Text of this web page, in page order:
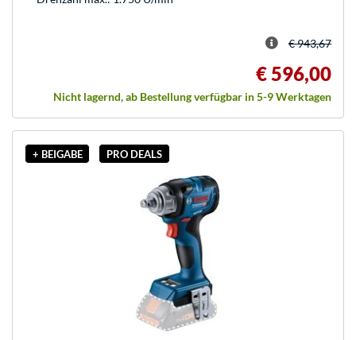
€ 943,67
€ 596,00
Nicht lagernd, ab Bestellung verfügbar in 5-9 Werktagen
+ BEIGABE PRO DEALS